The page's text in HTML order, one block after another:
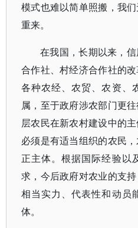
模式也难以简单照搬，我
重来。
在我国，长期以来，
合作社、村经济合作社的
各种农经、农贸、农资、
属，至于政府涉农部门更
层农民在新农村建设中的
必须是有适当组织的农民
正主体。根据国际经验以
求，今后政府对农业的支
相当实力、代表性和动员
体。